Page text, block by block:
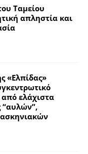
Ταμείου
απληστία και
«Ελπίδας»
ελάχιστα
“αυλών”,